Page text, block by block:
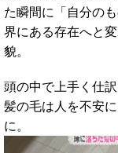
た瞬間に「自分の
界にある存在へと
貌。
頭の中で上手く仕
髪の毛は人を不安
に。